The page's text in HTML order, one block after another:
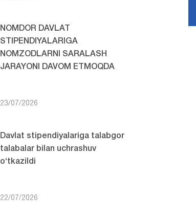
NOMDOR DAVLAT
STIPENDIYALARIGA
NOMZODLARNI SARALASH
JARAYONI DAVOM ETMOQDA
23/07/2026
Davlat stipendiyalariga talabgor
talabalar bilan uchrashuv
o‘tkazildi
22/07/2026